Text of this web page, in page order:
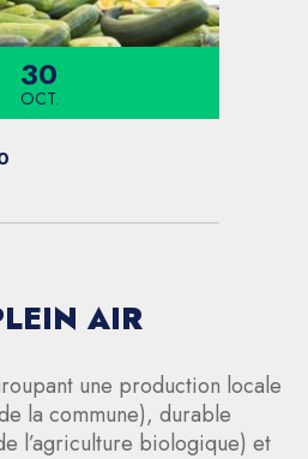
30
OCT.
AIR
une production locale
la commune), durable
l’agriculture biologique) et